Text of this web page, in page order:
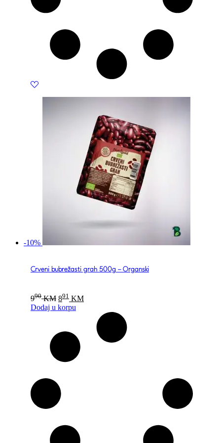
-10%
Crveni bubrežasti grah 500g – Organski
990 KM Original
price
was:
891 KMCurrent
price
891 KM.
Dodaj u korpu